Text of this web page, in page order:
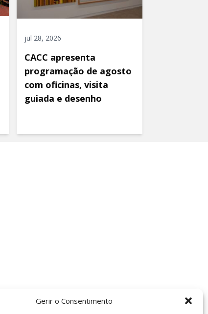
Gerir o Consentimento
jul 28, 2026
CACC apresenta
programação de agosto
com oficinas, visita
guiada e desenho